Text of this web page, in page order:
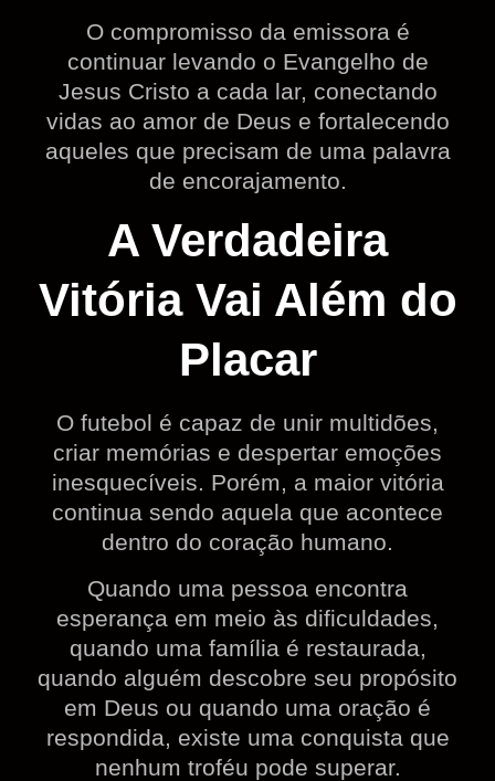
O compromisso da emissora é
continuar levando o Evangelho de
Jesus Cristo a cada lar, conectando
vidas ao amor de Deus e fortalecendo
aqueles que precisam de uma palavra
de encorajamento.
A Verdadeira
Vitória Vai Além do
Placar
O futebol é capaz de unir multidões,
criar memórias e despertar emoções
inesquecíveis. Porém, a maior vitória
continua sendo aquela que acontece
dentro do coração humano.
Quando uma pessoa encontra
esperança em meio às dificuldades,
quando uma família é restaurada,
quando alguém descobre seu propósito
em Deus ou quando uma oração é
respondida, existe uma conquista que
nenhum troféu pode superar.